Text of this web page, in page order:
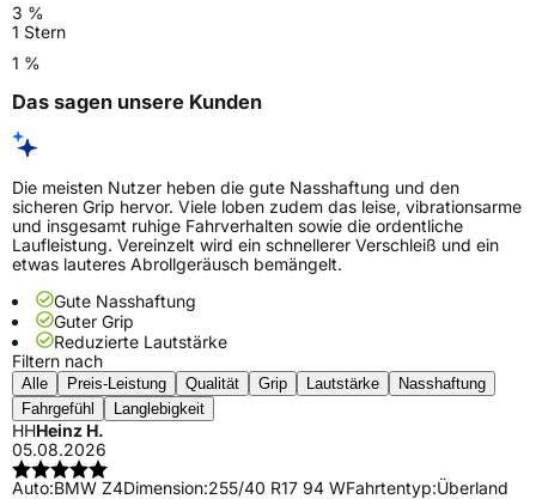
3 %
1 Stern
1 %
Das sagen unsere Kunden
Die meisten Nutzer heben die gute Nasshaftung und den
sicheren Grip hervor. Viele loben zudem das leise, vibrationsarme
und insgesamt ruhige Fahrverhalten sowie die ordentliche
Laufleistung. Vereinzelt wird ein schnellerer Verschleiß und ein
etwas lauteres Abrollgeräusch bemängelt.
Gute Nasshaftung
Guter Grip
Reduzierte Lautstärke
Filtern nach
Alle Preis-Leistung Qualität Grip Lautstärke
Nasshaftung
Fahrgefühl
Langlebigkeit
HHHeinz H.
05.08.2026
Auto:BMW Z4Dimension:255/40 R17 94 WFahrtentyp:Überland